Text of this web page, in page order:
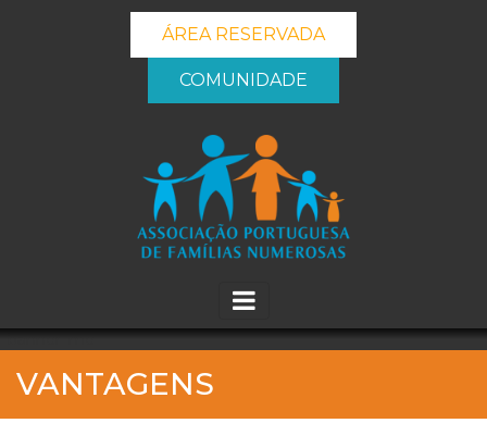
ÁREA RESERVADA
COMUNIDADE
_banner_me_
VANTAGENS